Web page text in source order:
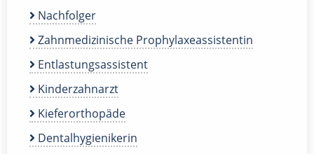
Nachfolger
Zahnmedizinische Prophylaxeassistentin
Entlastungsassistent
Kinderzahnarzt
Kieferorthopäde
Dentalhygienikerin